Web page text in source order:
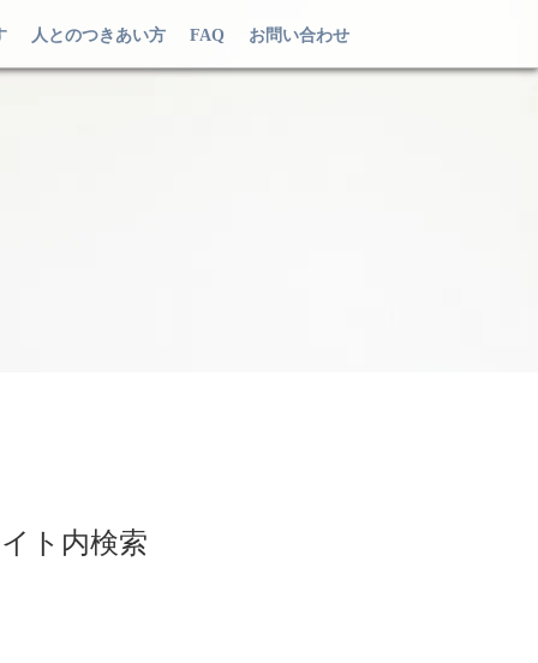
人とのつきあい方 FAQ お問い合わせ
ト内検索